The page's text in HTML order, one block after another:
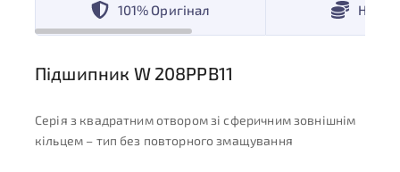
101% Оригінал
Підшипник W 208PPB11
Серія з квадратним отвором зі сферичним зовнішнім
кільцем – тип без повторного змащування